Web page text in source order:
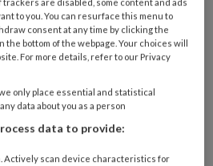
model over de
angst (of hebben
een centrale plaats:
‘door mijn schuld
veroorzaken angst, die
door
Dat is de functie van
Tot voor kort werd angst
are disabled, some content and ads
to you. You can resurface this menu to
consent at any time by clicking the
the bottom of the webpage. Your choices will
For more details, refer to our Privacy
only place essential and statistical
data about you as a person
data to provide:
Actively scan device characteristics for